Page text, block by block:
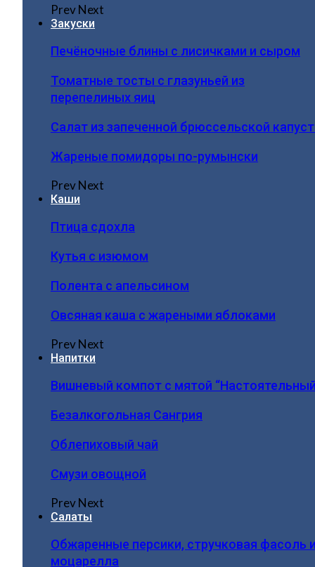
PrevNext
Закуски
Печёночные блины с лисичками и сыром
Томатные тосты с глазуньей из
перепелиных яиц
Салат из запеченной брюссельской
Жареные помидоры по-румынски
PrevNext
Каши
Птица сдохла
Кутья с изюмом
Полента с апельсином
Овсяная каша с жареными яблоками
PrevNext
Напитки
Вишневый компот с мятой
Безалкогольная Сангрия
Облепиховый чай
Смузи овощной
PrevNext
Салаты
Обжаренные персики, стручковая фасоль
моцарелла